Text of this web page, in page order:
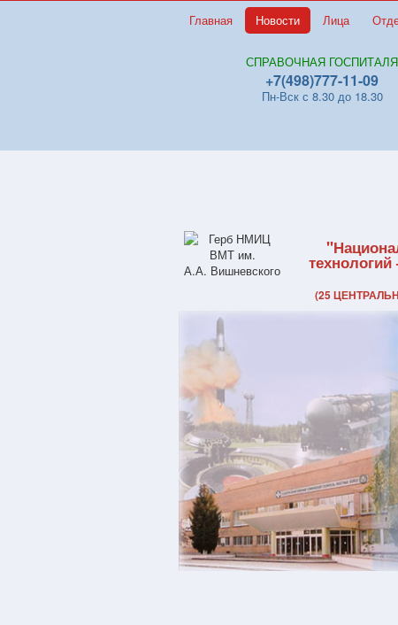
Главная Новости Лица
СПРАВОЧНАЯ ГОСПИТАЛЯ
+7(498)777-11-09
Пн-Вск с 8.30 до 18.30
(25